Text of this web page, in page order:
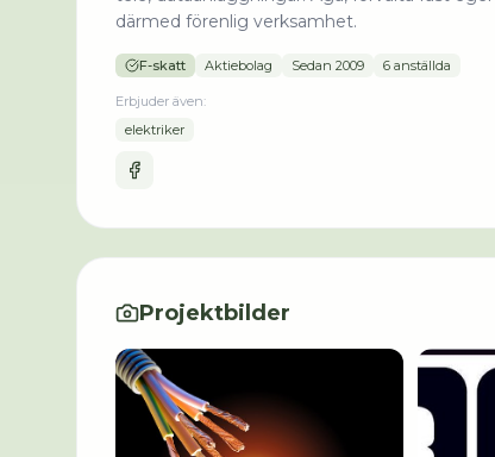
därmed förenlig verksamhet.
F-skatt Aktiebolag Sedan 2009 6 anställda
Erbjuder även:
elektriker
Projektbilder